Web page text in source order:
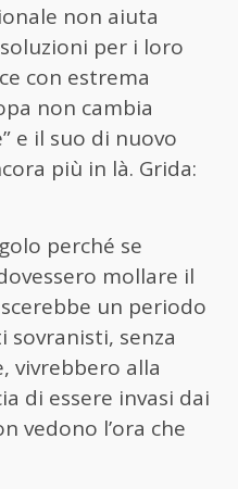
non aiuta
per i loro
con estrema
non cambia
e il suo di nuovo
più in là. Grida:
perché se
mollare il
un periodo
sovranisti, senza
vivrebbero alla
di essere invasi dai
vedono l’ora che